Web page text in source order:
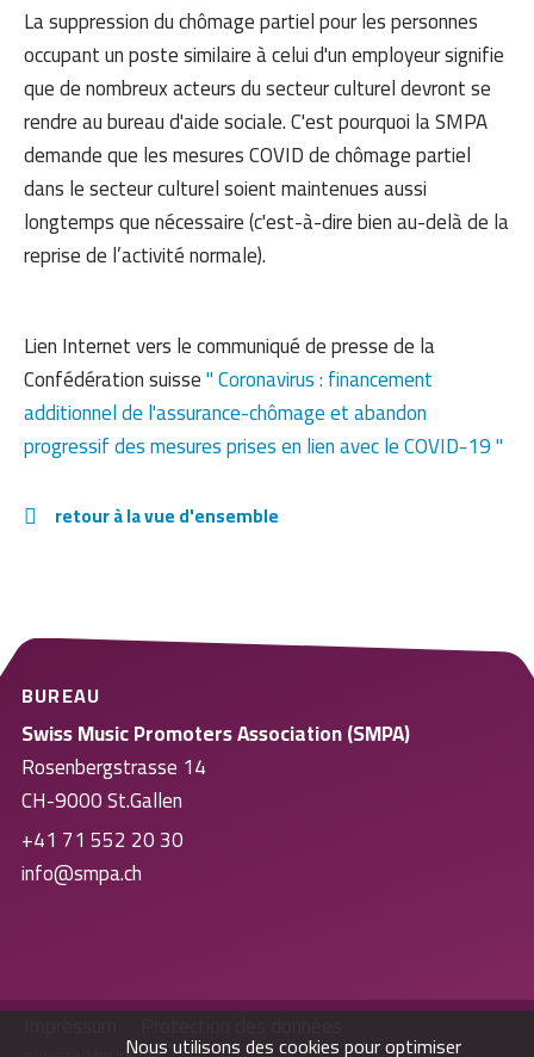
La suppression du chômage partiel pour les personnes
occupant un poste similaire à celui d'un employeur signifie
que de nombreux acteurs du secteur culturel devront se
rendre au bureau d'aide sociale. C'est pourquoi la SMPA
demande que les mesures COVID de chômage partiel
dans le secteur culturel soient maintenues aussi
longtemps que nécessaire (c'est-à-dire bien au-delà de la
reprise de l’activité normale).
Lien Internet vers le communiqué de presse de la
Confédération suisse" Coronavirus : financement
additionnel de l'assurance-chômage et abandon
progressif des mesures prises en lien avec le COVID-19 "
retour à la vue d'ensemble
BUREAU
Swiss Music Promoters Association (SMPA)
Rosenbergstrasse 14
CH-9000 St.Gallen
+41 71 552 20 30
info@smpa.ch
Nous utilisons des cookies pour optimiser